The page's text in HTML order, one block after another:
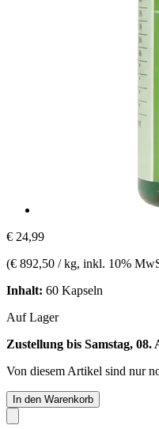
€ 24,99
(€ 892,50 / kg, inkl. 10%
Inhalt: 60 Kapseln
Auf Lager
Zustellung bis Samstag, 08.
Von diesem Artikel sind nur
In den Warenkorb